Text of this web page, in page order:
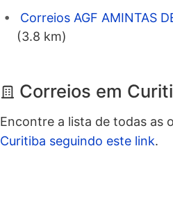
Correios AGF AMINTAS
(3.8 km)
Correios em
Encontre a lista de todas as
Curitiba seguindo este link.